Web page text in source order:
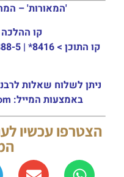
'המאורות' –
קו
קו התוכן >
ניתן לשלוח שאלות
באמצעות המייל: sm088302222@gmail.com
הצטרפו עכשיו